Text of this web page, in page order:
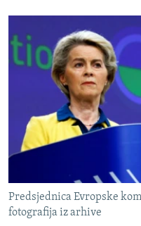
ISPRIČAJ MI
DNEVNO@RSE
SPECIJALI RSE
VIŠE OD NASLOVA
GENOCID U SREBRENICI
POPLAVE I KLIZIŠTA U BIH 2024.
TV LIBERTY
PRATITE NAS
Sve RFE/RL stranice
Predsjednica Evropske
fotografija iz arhive